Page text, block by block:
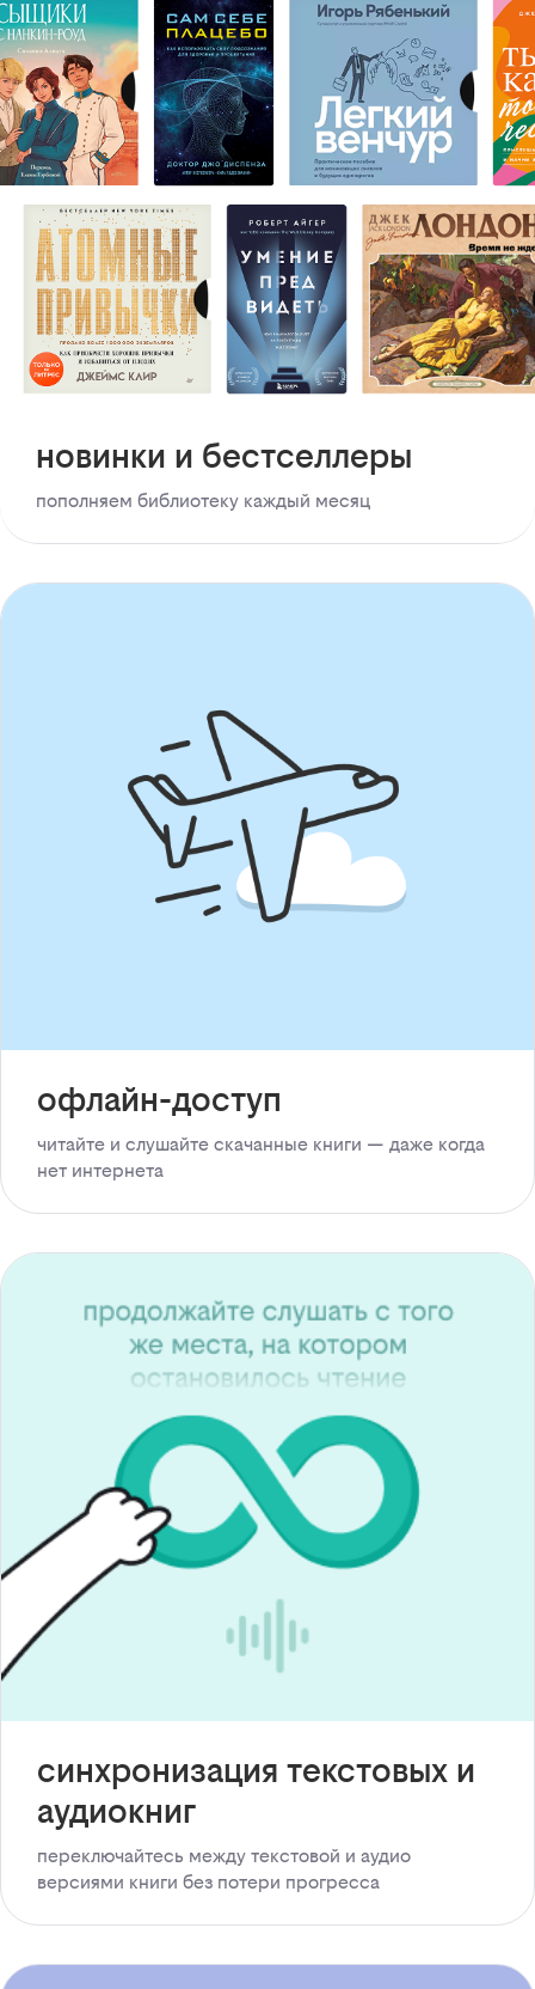
новинки и бестселлеры
пополняем библиотеку каждый месяц
офлайн-доступ
читайте и слушайте скачанные книги — даже когда
нет интернета
синхронизация текстовых и
аудиокниг
переключайтесь между текстовой и аудио
версиями книги без потери прогресса